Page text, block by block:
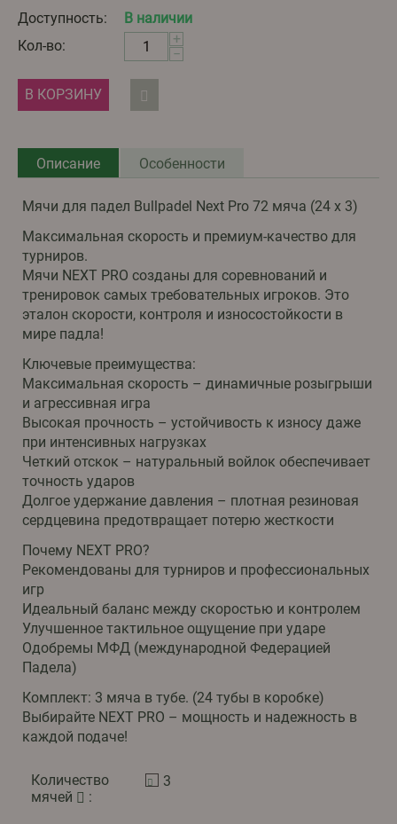
Доступность:
В наличии
Кол-во:
+
−
В КОРЗИНУ
Описание Особенности
Мячи для падел Bullpadel Next Pro 72 мяча (24 x 3)
Максимальная скорость и премиум-качество для
турниров.
Мячи NEXT PRO созданы для соревнований и
тренировок самых требовательных игроков. Это
эталон скорости, контроля и износостойкости в
мире падла!
Ключевые преимущества:
Максимальная скорость – динамичные розыгрыши
и агрессивная игра
Высокая прочность – устойчивость к износу даже
при интенсивных нагрузках
Четкий отскок – натуральный войлок обеспечивает
точность ударов
Долгое удержание давления – плотная резиновая
сердцевина предотвращает потерю жесткости
Почему NEXT PRO?
Рекомендованы для турниров и профессиональных
игр
Идеальный баланс между скоростью и контролем
Улучшенное тактильное ощущение при ударе
Одобремы МФД (международной Федерацией
Падела)
Комплект: 3 мяча в тубе. (24 тубы в коробке)
Выбирайте NEXT PRO – мощность и надежность в
каждой подаче!
Количество
мячей
:
3